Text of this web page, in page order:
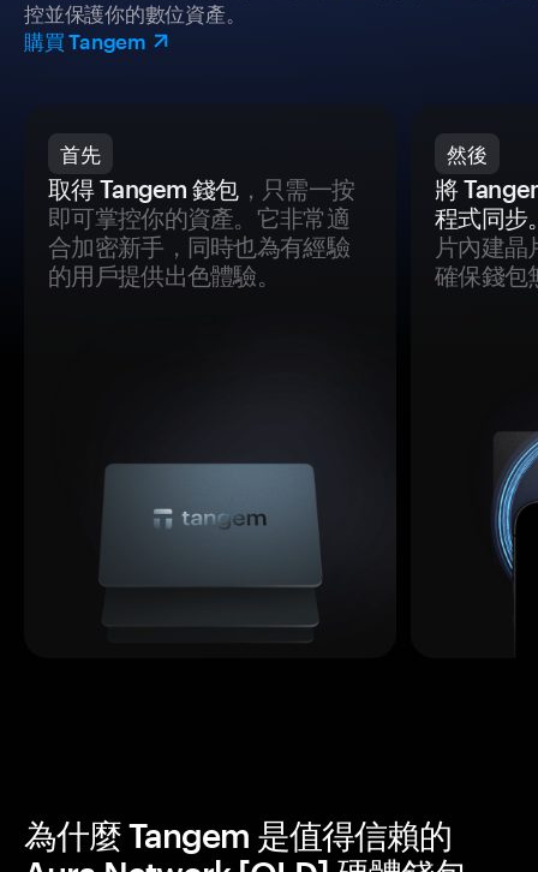
控並保護你的數位資產。
購買 Tangem
首先
取得 Tangem 錢包，只需一按
即可掌控你的資產。它非常適
合加密新手，同時也為有經驗
的用戶提供出色體驗。
然後
將
程式同步
片內建晶
確保錢包
為什麼 Tangem 是值得信賴的